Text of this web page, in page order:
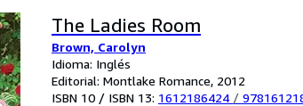
The Ladies Room
Brown, Carolyn
Idioma: Inglés
Editorial: Montlake Romance, 2012
ISBN 10 / ISBN 13: 1612186424 /